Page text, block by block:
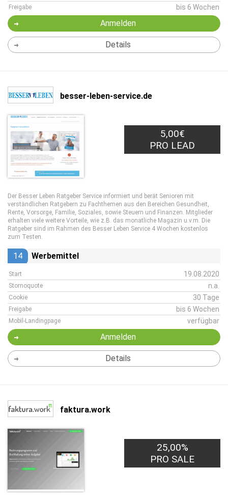
Freigabe bis 6 Wochen
Anmelden
Details
besser-leben-service.de
5,00€
PRO LEAD
Der Besser Leben Ratgeber Service informiert und berät Senioren mit
verständlichen Ratgebern zu Fachthemen aus den Bereichen Gesundheit,
Rente, Vorsorge, Familie, Soziales, sowie Steuern und Finanzen. Mitglieder
erhalten viele weitere Vorteile, wie z.B. das monatliche Magazin u.v.m. Die
Ratgeber sind im Rahmen des Besser Leben Service 4 Wochen kostenlos
zum Testen.
14 Werbemittel
Start 19.08.2020
Stornoquote n.a.
Cookie 30 Tage
Freigabe bis 6 Wochen
Mobil-Landingpage verfügbar
Anmelden
Details
faktura.work
1,00€
PRO LEAD
25,00%
PRO SALE